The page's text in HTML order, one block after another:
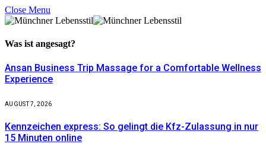
Close Menu
Was ist angesagt?
Ansan Business Trip Massage for a Comfortable Wellness
Experience
AUGUST 7, 2026
Kennzeichen express: So gelingt die Kfz-Zulassung in nur
15 Minuten online